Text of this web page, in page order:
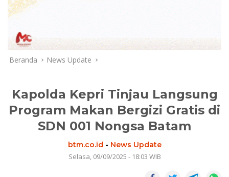
Beranda News Update
Kapolda Kepri Tinjau Langsung
Program Makan Bergizi Gratis di
SDN 001 Nongsa Batam
btm.co.id - News Update
Selasa, 09/09/2025 - 18:03 WIB